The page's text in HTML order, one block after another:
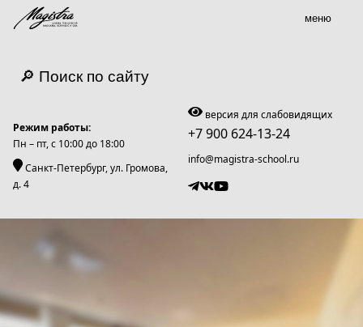
🔎 Поиск по сайту
Режим работы:
Пн – пт, c 10:00 до 18:00
Санкт-Петербург, ул. Громова,
д. 4
версия для слабовидящих
+7 900 624-13-24
info@magistra-school.ru
меню